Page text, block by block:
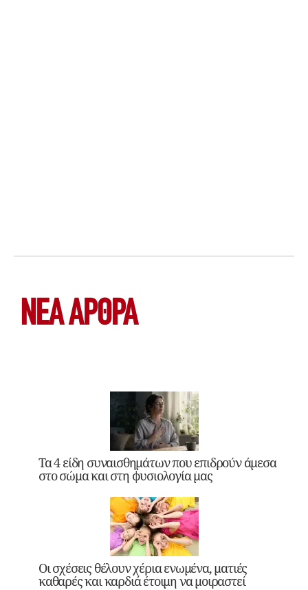
ΝΕΑ ΆΡΘΡΑ
Τα 4 είδη συναισθημάτων που επιδρούν άμεσα
στο σώμα και στη φυσιολογία μας
Οι σχέσεις θέλουν χέρια ενωμένα, ματιές
καθαρές και καρδιά έτοιμη να μοιραστεί